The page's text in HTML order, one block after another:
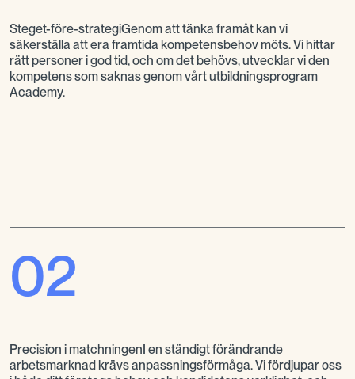
Steget-före-strategiGenom att tänka framåt kan vi
säkerställa att era framtida kompetensbehov möts. Vi hittar
rätt personer i god tid, och om det behövs, utvecklar vi den
kompetens som saknas genom vårt utbildningsprogram
Academy.
02
Precision i matchningenI en ständigt förändrande
arbetsmarknad krävs anpassningsförmåga. Vi fördjupar oss